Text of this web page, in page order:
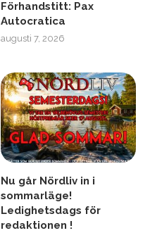
Förhandstitt: Pax
Autocratica
augusti 7, 2026
Nu går Nördliv in i
sommarläge!
Ledighetsdags för
redaktionen !